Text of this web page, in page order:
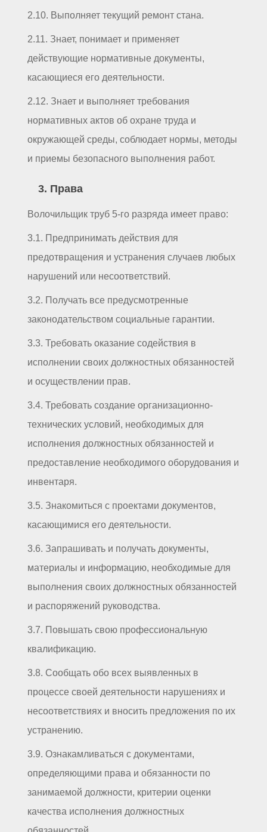
2.10. Выполняет текущий ремонт стана.
2.11. Знает, понимает и применяет
действующие нормативные документы,
касающиеся его деятельности.
2.12. Знает и выполняет требования
нормативных актов об охране труда и
окружающей среды, соблюдает нормы, методы
и приемы безопасного выполнения работ.
3. Права
Волочильщик труб 5-го разряда имеет право:
3.1. Предпринимать действия для
предотвращения и устранения случаев любых
нарушений или несоответствий.
3.2. Получать все предусмотренные
законодательством социальные гарантии.
3.3. Требовать оказание содействия в
исполнении своих должностных обязанностей
и осуществлении прав.
3.4. Требовать создание организационно-
технических условий, необходимых для
исполнения должностных обязанностей и
предоставление необходимого оборудования и
инвентаря.
3.5. Знакомиться с проектами документов,
касающимися его деятельности.
3.6. Запрашивать и получать документы,
материалы и информацию, необходимые для
выполнения своих должностных обязанностей
и распоряжений руководства.
3.7. Повышать свою профессиональную
квалификацию.
3.8. Сообщать обо всех выявленных в
процессе своей деятельности нарушениях и
несоответствиях и вносить предложения по их
устранению.
3.9. Ознакамливаться с документами,
определяющими права и обязанности по
занимаемой должности, критерии оценки
качества исполнения должностных